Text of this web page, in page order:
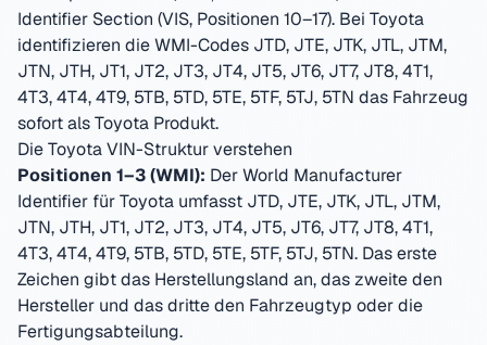
Identifier Section (VIS, Positionen 10–17). Bei Toyota
identifizieren die WMI-Codes JTD, JTE, JTK, JTL, JTM,
JTN, JTH, JT1, JT2, JT3, JT4, JT5, JT6, JT7, JT8, 4T1,
4T3, 4T4, 4T9, 5TB, 5TD, 5TE, 5TF, 5TJ, 5TN das Fahrzeug
sofort alsToyota Produkt.
DieToyotaVIN-Struktur verstehen
Positionen 1–3 (WMI): Der World Manufacturer
Identifier fürToyota umfasst JTD, JTE, JTK, JTL, JTM,
JTN, JTH, JT1, JT2, JT3, JT4, JT5, JT6, JT7, JT8, 4T1,
4T3, 4T4, 4T9, 5TB, 5TD, 5TE, 5TF, 5TJ, 5TN. Das erste
Zeichen gibt das Herstellungsland an, das zweite den
Hersteller und das dritte den Fahrzeugtyp oder die
Fertigungsabteilung.